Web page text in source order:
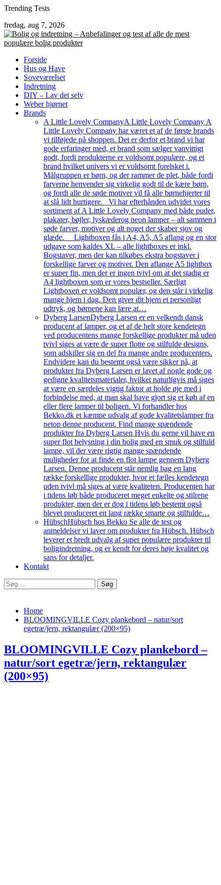
Skip
content
Trending Tests
fredag, aug 7, 2026
Forside
Hus og Have
Soveværelset
Indretning
DIY – Lav det selv
Weber hjørnet
Brands
A Little Lovely CompanyA Little Lovely Company A
Little Lovely Company har været et af de første brands
vi tilføjede på shoppen. Det er derfor et brand vi har
gode erfaringer med, et brand som sælger vanvittigt
godt, fordi produkterne er voldsomt populære, og et
brand hvilket univers vi er voldsomt forelsket i.
Målgruppen er børn, og der rammer de plet, både fordi
farverne henvender sig virkelig godt til de kære børn,
og fordi alle de søde motiver vil få alle børnehjerter til
at slå lidt hurtigere. Vi har efterhånden udvidet vores
sortiment af A Little Lovely Company med både puder,
plakater, bøjler, lyskæderog neon lamper – alt sammen i
søde farver, motiver og alt noget der skaber sjov og
glæde. Lightboxen fås i A4, A5, A5 aflang og en stor
udgave som kaldes XL – alle lightboxes er inkl.
Bogstaver, men der kan tilkøbes ekstra bogstaver i
forskellige farver og motiver. Den aflange A5 lightbox
er super fin, men der er ingen tvivl om at det stadig er
A4 lightboxen som er vores bestseller. Særligt
Lightboxen er voldsomt populær, og den står i virkelig
mange hjem i dag. Den giver dit hjem et personligt
udtryk, og børnene kan lære at…
Dyberg LarsenDyberg Larsen er en velkendt dansk
producent af lamper, og et af de helt store kendetegn
ved producentens mange forskellige produkter må uden
tvivl siges at være de super flotte og stilfulde designs,
som adskiller sig en del fra mange andre producenters.
Endvidere kan du bestemt også være sikker på, at
produkter fra Dyberg Larsen er lavet af nogle gode og
gedigne kvalitetsmaterialer, hvilket naturligvis må siges
at være en særdeles vigtig faktor at holde øje med i
forbindelse med, at man skal have gjort sig et køb af en
eller flere lamper til boligen. Vi forhandler hos
Bekko.dk et kæmpe udvalg af gode kvalitetslamper fra
netop denne producent. Find mange spændende
produkter fra Dyberg Larsen Hvis du gerne vil have en
super flot belysning i din bolig med en smuk og stilfuld
lampe, vil der være rigtig mange spændende
muligheder for at finde en flot lampe gennem Dyberg
Larsen. Denne producent står nemlig bag en lang
række forskellige produkter, hvor et fælles kendetegn
uden tvivl må siges at være kvaliteten. Producenten har
i tidens løb både produceret meget enkelte og stilrene
produkter, men der er dog i tidens løb bestemt også
blevet produceret en lang række smarte og stilfulde…
HübschHübsch hos Bekko Se alle de test og
anmeldelser vi laver om produkter fra Hübsch. Hübsch
leverer et bredt udvalg af super populære produkter til
boligindretning, og er kendt for deres høje kvalitet og
sans for detaljer.
Kontakt
Søg
efter:
Home
BLOOMINGVILLE Cozy plankebord – natur/sort
egetræ/jern, rektangulær (200×95)
BLOOMINGVILLE Cozy plankebord –
natur/sort egetræ/jern, rektangulær
(200×95)